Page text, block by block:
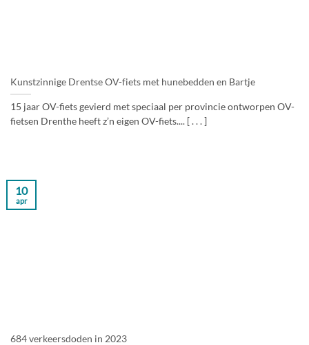
Kunstzinnige Drentse OV-fiets met hunebedden en Bartje
15 jaar OV-fiets gevierd met speciaal per provincie ontworpen OV-
fietsen Drenthe heeft z’n eigen OV-fiets.... [ . . . ]
684 verkeersdoden in 2023
10
apr